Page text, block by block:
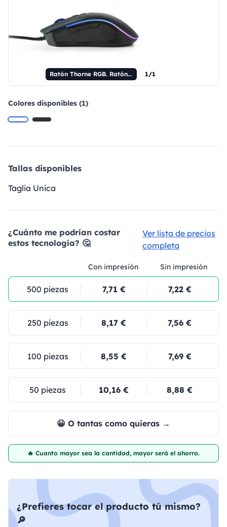
Ratón Thorne RGB. Ratón para juegos con cable de 1,5 m con luces LED RGB en ABS. 1/1
Colores disponibles (1)
Tallas disponibles
Taglia Unica
¿Cuánto me podrían costar
estos tecnología? 🤔
Ver lista de precios
completa
Con impresión Sin impresión
500 piezas 7,71 € 7,22 €
250 piezas 8,17 € 7,56 €
100 piezas 8,55 € 7,69 €
50 piezas 10,16 € 8,88 €
😀 O tantas como quieras →
🔥 Cuanto mayor sea la cantidad, mayor será el ahorro.
¿Prefieres tocar el producto tú mismo?
🔎